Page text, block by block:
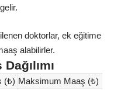
doktorlar, ek eğitime
alabilirler.
(₺) Maksimum Maaş (₺)